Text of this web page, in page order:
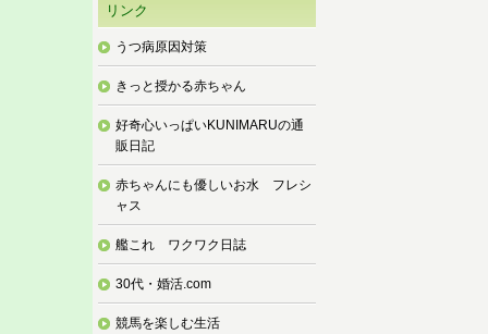
リンク
うつ病原因対策
きっと授かる赤ちゃん
好奇心いっぱいKUNIMARUの通
販日記
赤ちゃんにも優しいお水 フレシ
ャス
艦これ ワクワク日誌
30代・婚活.com
競馬を楽しむ生活